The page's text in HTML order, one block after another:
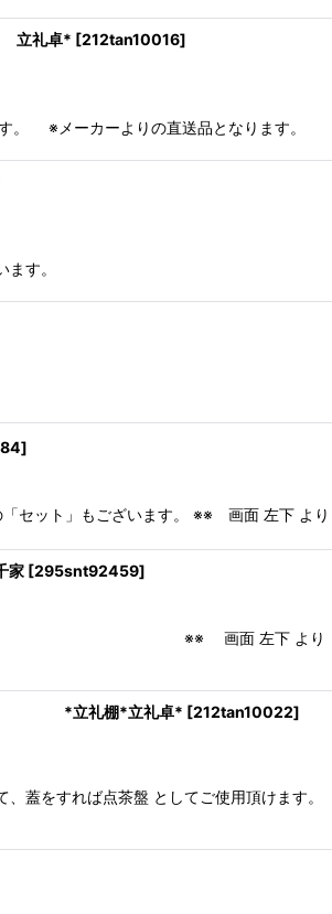
立礼卓* [212tan10016]
品 もございます。 ※メー
。 ◆その他「セット
。
]
ット」もございます。 ※※ 画面 左下 より
家 [295snt92459]
「新規登録」 あるいは
*立礼棚*立礼卓* [212tan10022]
て、蓋をすれば点茶盤 としてご使用頂